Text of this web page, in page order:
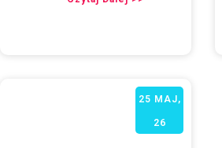
25 MAJ,
26